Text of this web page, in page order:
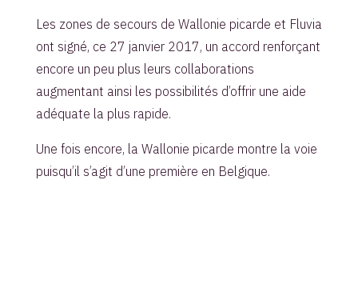
Les zones de secours de Wallonie picarde et Fluvia
ont signé, ce 27 janvier 2017, un accord renforçant
encore un peu plus leurs collaborations
augmentant ainsi les possibilités d’offrir une aide
adéquate la plus rapide.
Une fois encore, la Wallonie picarde montre la voie
puisqu’il s’agit d’une première en Belgique.